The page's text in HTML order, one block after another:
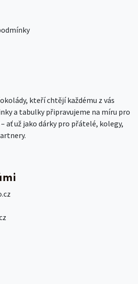
kteří chtějí každému z vás
a tabulky připravujeme na míru pro
ať už jako dárky pro přátelé, kolegy,